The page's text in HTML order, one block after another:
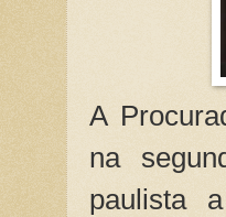
A
na
paulista